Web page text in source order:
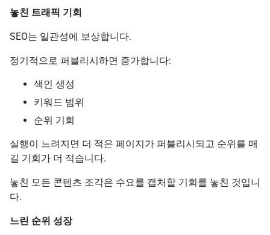
놓친 트래픽 기회
SEO는 일관성에 보상합니다.
정기적으로 퍼블리시하면 증가합니다:
색인 생성
키워드 범위
순위 기회
실행이 느려지면 더 적은 페이지가 퍼블리시되고 순위를 매
길 기회가 더 적습니다.
놓친 모든 콘텐츠 조각은 수요를 캡처할 기회를 놓친 것입니
다.
느린 순위 성장